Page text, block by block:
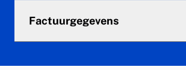
Factuurgegevens